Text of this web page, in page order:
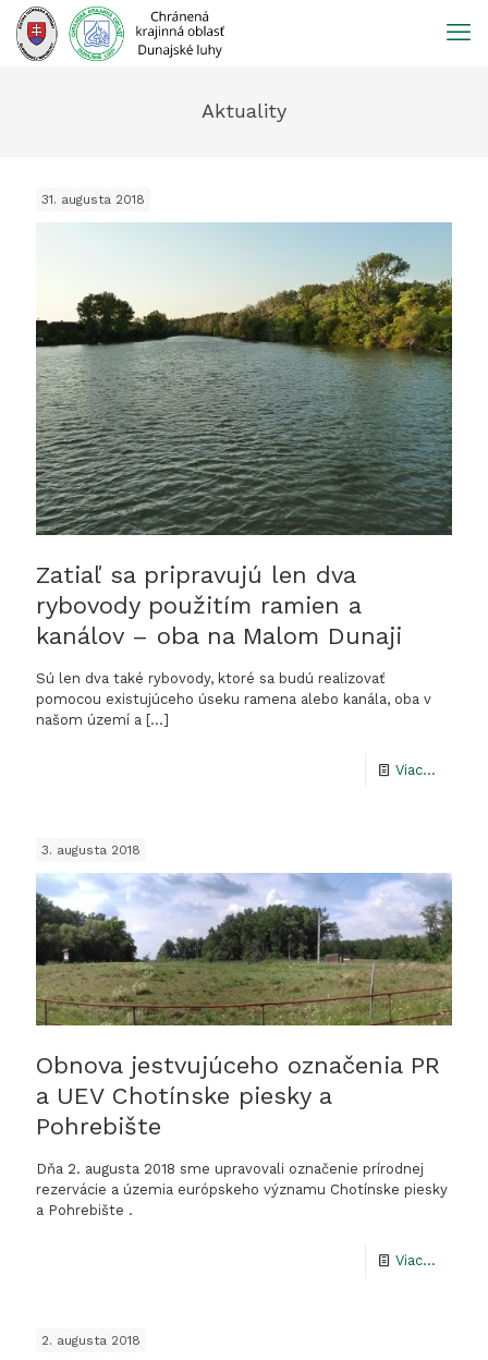
Prejsť
obsah
Aktuality
31. augusta 2018
Zatiaľ sa pripravujú len dva
rybovody použitím ramien a
kanálov – oba na Malom Dunaji
Sú len dva také rybovody, ktoré sa budú realizovať
pomocou existujúceho úseku ramena alebo kanála, oba v
našom území a […]
Viac...
len
dva
ramien
a
na
3. augusta 2018
Obnova jestvujúceho označenia PR
a UEV Chotínske piesky a
Pohrebište
Dňa 2. augusta 2018 sme upravovali označenie prírodnej
rezervácie a územia európskeho významu Chotínske piesky
a Pohrebište .
Viac...
2. augusta 2018